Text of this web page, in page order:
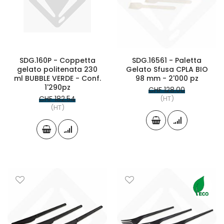
SDG.160P - Coppetta
gelato politenata 230
ml BUBBLE VERDE - Conf.
1'290pz
CHF 182.54
(HT)
SDG.16561 - Paletta
Gelato Sfusa CPLA BIO
98 mm - 2'000 pz
CHF 128.00
(HT)